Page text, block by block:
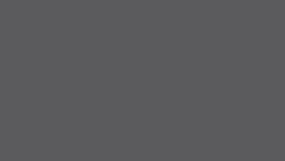
Los valores liquidativos que se
inversor. Por tanto, le